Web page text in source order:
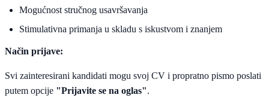
Mogućnost stručnog usavršavanja
Stimulativna primanja u skladu s iskustvom i znanjem
Način prijave:
Svi zainteresirani kandidati mogu svoj CV i propratno pismo poslati
putem opcije "Prijavite se na oglas".